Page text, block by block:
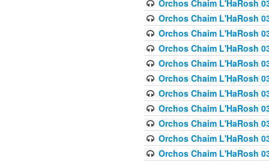
Orchos Chaim L'HaRosh
Orchos Chaim L'HaRosh
Orchos Chaim L'HaRosh
Orchos Chaim L'HaRosh
Orchos Chaim L'HaRosh
Orchos Chaim L'HaRosh
Orchos Chaim L'HaRosh
Orchos Chaim L'HaRosh
Orchos Chaim L'HaRosh
Orchos Chaim L'HaRosh
Orchos Chaim L'HaRosh